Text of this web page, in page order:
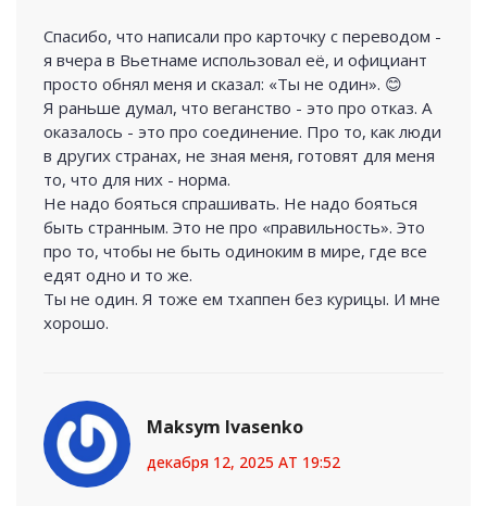
Спасибо, что написали про карточку с переводом -
я вчера в Вьетнаме использовал её, и официант
просто обнял меня и сказал: «Ты не один». 😊
Я раньше думал, что веганство - это про отказ. А
оказалось - это про соединение. Про то, как люди
в других странах, не зная меня, готовят для меня
то, что для них - норма.
Не надо бояться спрашивать. Не надо бояться
быть странным. Это не про «правильность». Это
про то, чтобы не быть одиноким в мире, где все
едят одно и то же.
Ты не один. Я тоже ем тхаппен без курицы. И мне
хорошо.
Maksym Ivasenko
декабря 12, 2025 AT 19:52